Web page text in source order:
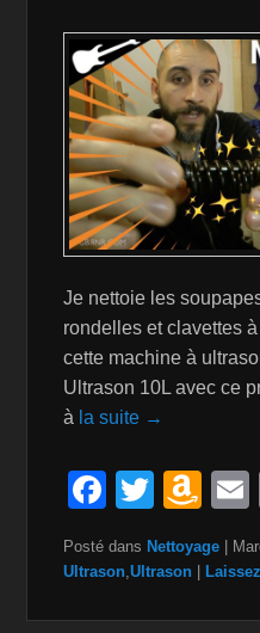
st
Je nettoie les
rondelles et clavettes à
cette machine à
Ultrason 10L avec ce
à la suite →
F
a
c
T
wi
tt
A
m
a
Posté dans Nettoyage
Ultrason,Ultrason